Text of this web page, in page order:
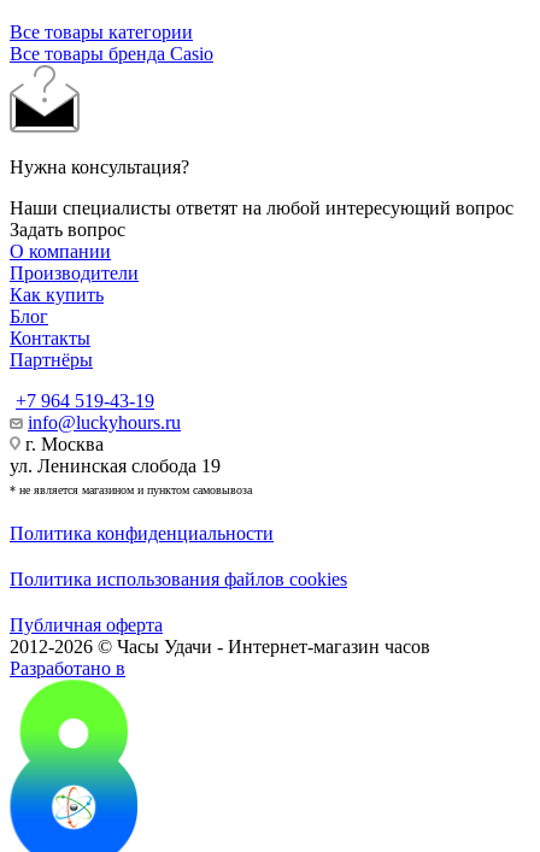
Все товары категории
Все товары бренда Casio
Нужна консультация?
Наши специалисты ответят на любой интересующий вопрос
Задать вопрос
О компании
Производители
Как купить
Блог
Контакты
Партнёры
+7 964 519-43-19
info@luckyhours.ru
г. Москва
ул. Ленинская слобода 19
* не является магазином и пунктом самовывоза
Политика конфиденциальности
Политика использования файлов cookies
Публичная оферта
2012-2026 © Часы Удачи - Интернет-магазин часов
Разработано в